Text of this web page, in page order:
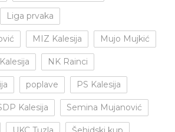
Liga prvaka
MIZ Kalesija Mujo Mujkić
NK Rainci
poplave PS Kalesija
Kalesija Semina Mujanović